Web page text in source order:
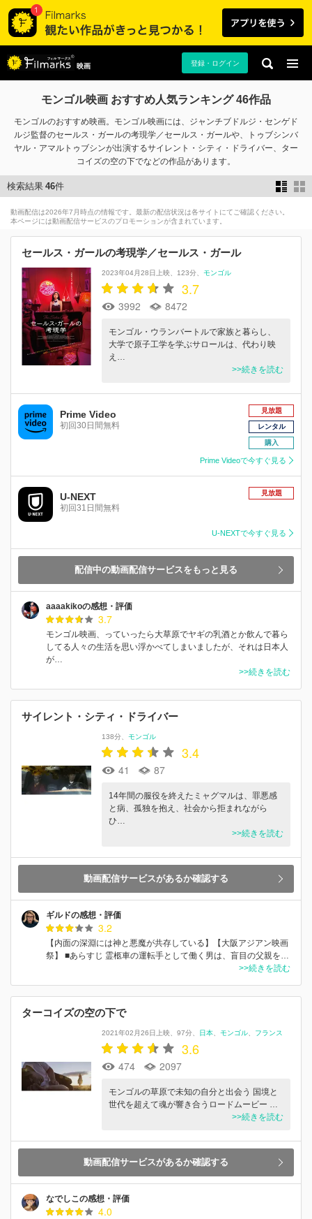
映画 登録・ログイン
モンゴル映画 おすすめ人気ランキング 46作品
モンゴルのおすすめ映画。モンゴル映画には、ジャンチブドルジ・センゲド
ルジ監督のセールス・ガールの考現学／セールス・ガールや、トゥブシンバ
ヤル・アマルトゥブシンが出演するサイレント・シティ・ドライバー、ター
コイズの空の下でなどの作品があります。
検索結果 46件
動画配信は2026年7月時点の情報です。最新の配信状況は各サイトにてご確認ください。
本ページには動画配信サービスのプロモーションが含まれています。
セールス・ガールの考現学／セールス・ガール
2023年04月28日上映 123分 モンゴル
3.7
3992 8472
モンゴル・ウランバートルで家族と暮らし、
大学で原子工学を学ぶサロールは、代わり映
え…
>>続きを読む
Prime Video
初回30日間無料
見放題
レンタル
購入
Prime Videoで今すぐ見る
U-NEXT
初回31日間無料
見放題
U-NEXTで今すぐ見る
配信中の動画配信サービスをもっと見る
aaaakikoの感想・評価
3.7
モンゴル映画、っていったら大草原でヤギの乳酒とか飲んで暮ら
してる人々の生活を思い浮かべてしまいましたが、それは日本人
が…
>>続きを読む
サイレント・シティ・ドライバー
138分 モンゴル
3.4
41 87
14年間の服役を終えたミャグマルは、罪悪感
と病、孤独を抱え、社会から拒まれながら
ひ…
>>続きを読む
動画配信サービスがあるか確認する
ギルドの感想・評価
3.2
【内面の深淵には神と悪魔が共存している】【大阪アジアン映画
祭】 ■あらすじ 霊柩車の運転手として働く男は、盲目の父親を…
>>続きを読む
ターコイズの空の下で
2021年02月26日上映 97分 日本 モンゴル フランス
3.6
474 2097
モンゴルの草原で未知の自分と出会う 国境と
世代を超えて魂が響き合うロードムービー …
>>続きを読む
動画配信サービスがあるか確認する
なでしこの感想・評価
4.0